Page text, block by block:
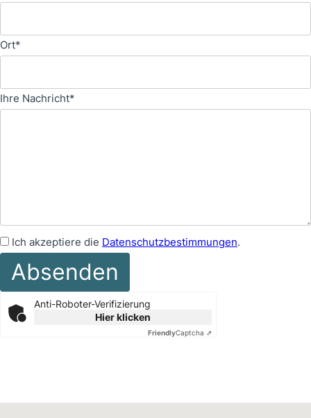
Ort*
Ihre Nachricht*
Ich akzeptiere die Datenschutzbestimmungen.
Anti-Roboter-Verifizierung
Hier klicken
FriendlyCaptcha ⇗